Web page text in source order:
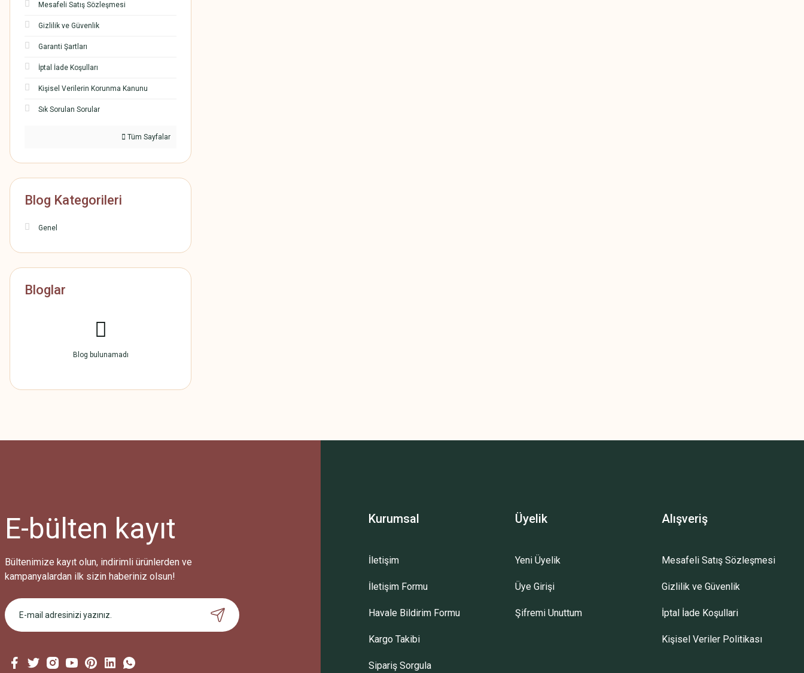
Mesafeli Satış Sözleşmesi
Gizlilik ve Güvenlik
Garanti Şartları
İptal İade Koşulları
Kişisel Verilerin Korunma Kanunu
Sık Sorulan Sorular
Tüm Sayfalar
Blog Kategorileri
Genel
Bloglar
Blog bulunamadı
E-bülten kayıt
Bültenimize kayıt olun, indirimli ürünlerden ve
kampanyalardan ilk sizin haberiniz olsun!
Kurumsal
İletişim
İletişim Formu
Havale Bildirim Formu
Kargo Takibi
Sipariş Sorgula
Üyelik
Yeni Üyelik
Üye Girişi
Şifremi Unuttum
Alışveriş
Mesafeli Satış Sözleşmesi
Gizlilik ve Güvenlik
İptal İade Koşullari
Kişisel Veriler Politikası